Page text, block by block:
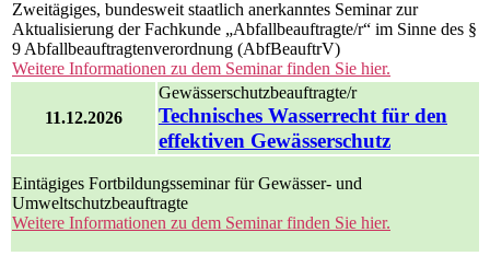
Zweitägiges, bundesweit staatlich anerkanntes Seminar zur
Aktualisierung der Fachkunde „Abfallbeauftragte/r“ im Sinne des §
9 Abfallbeauftragtenverordnung (AbfBeauftrV)
Weitere Informationen zu dem Seminar finden Sie hier.
11.12.2026
Gewässerschutzbeauftragte/r
Technisches Wasserrecht für den
effektiven Gewässerschutz
Eintägiges Fortbildungsseminar für Gewässer- und
Umweltschutzbeauftragte
Weitere Informationen zu dem Seminar finden Sie hier.